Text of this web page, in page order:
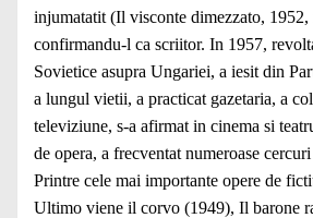
injumatatit (Il visconte dimezzato,
confirmandu-l ca scriitor. In 1957,
Sovietice asupra Ungariei, a iesit din
a lungul vietii, a practicat gazetaria, a
televiziune, s-a afirmat in cinema si
de opera, a frecventat numeroase
Printre cele mai importante opere de
Ultimo viene il corvo (1949), Il barone